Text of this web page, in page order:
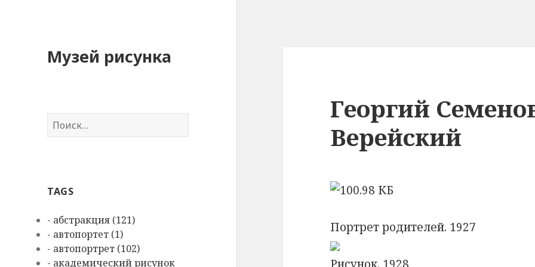
Музей рисунка
Н
а
:TAGS
- абстракция (121)
- автопортет (1)
- автопортрет (102)
- академический рисунок
Георгий
Верейский
Портрет родителей. 1927
Рисунок. 1928